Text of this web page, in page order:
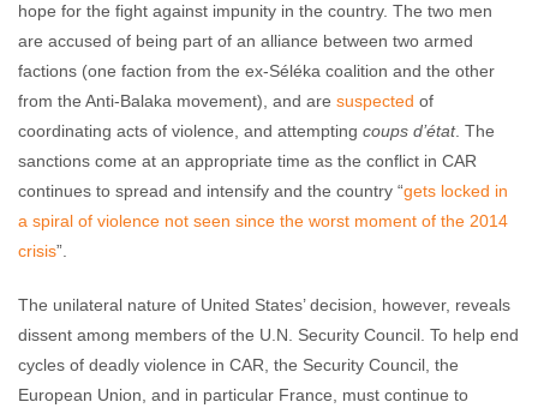
hope for the fight against impunity in the country. The two men
are accused of being part of an alliance between two armed
factions (one faction from the ex-Séléka coalition and the other
from the Anti-Balaka movement), and are suspected of
coordinating acts of violence, and attempting coups d’état. The
sanctions come at an appropriate time as the conflict in CAR
continues to spread and intensify and the country “gets locked in
a spiral of violence not seen since the worst moment of the 2014
crisis”.
The unilateral nature of United States’ decision, however, reveals
dissent among members of the U.N. Security Council. To help end
cycles of deadly violence in CAR, the Security Council, the
European Union, and in particular France, must continue to